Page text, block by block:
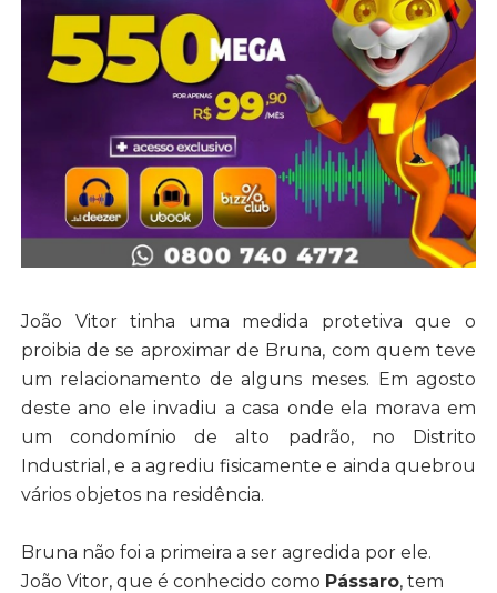
João Vitor tinha uma medida protetiva que o
proibia de se aproximar de Bruna, com quem teve
um relacionamento de alguns meses. Em agosto
deste ano ele invadiu a casa onde ela morava em
um condomínio de alto padrão, no Distrito
Industrial, e a agrediu fisicamente e ainda quebrou
vários objetos na residência.
Bruna não foi a primeira a ser agredida por ele.
João Vitor, que é conhecido como Pássaro, tem